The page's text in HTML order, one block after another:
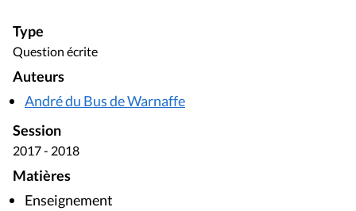
Type
Question écrite
Auteurs
André du Bus de Warnaffe
Session
2017 - 2018
Matières
Enseignement